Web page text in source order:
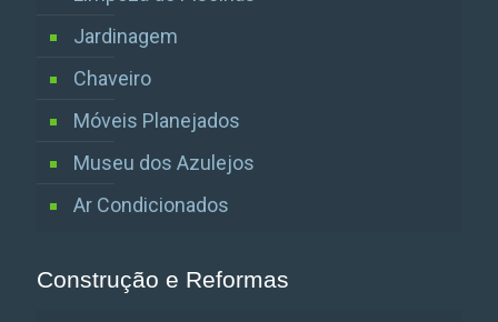
Jardinagem
Chaveiro
Móveis Planejados
Museu dos Azulejos
Ar Condicionados
Construção e Reformas